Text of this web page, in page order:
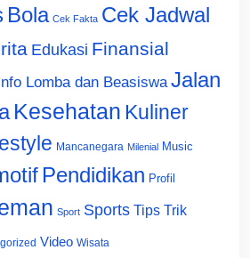
Bola Cek Fakta Cek Jadwal
Edukasi Finansial
Lomba dan Beasiswa Jalan
Kesehatan Kuliner
Mancanegara Milenial Music
Pendidikan Profil
Sport Sports Tips Trik
Video Wisata